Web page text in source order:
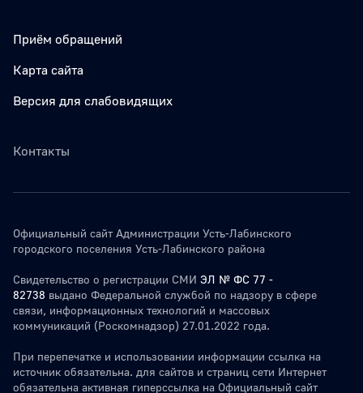
Приём обращений
Карта сайта
Версия для слабовидящих
Контакты
Официальный сайт Администрации Усть-Лабинского
городского поселения Усть-Лабинского района
Свидетельство о регистрации СМИ ЭЛ № ФС 77 -
82738 выдано Федеральной службой по надзору в сфере
связи, информационных технологий и массовых
коммуникаций (Роскомнадзор) 27.01.2022 года.
При перепечатке и использовании информации ссылка на
источник обязательна. для сайтов и страниц сети Интернет
обязательна активная гиперссылка на Официальный сайт